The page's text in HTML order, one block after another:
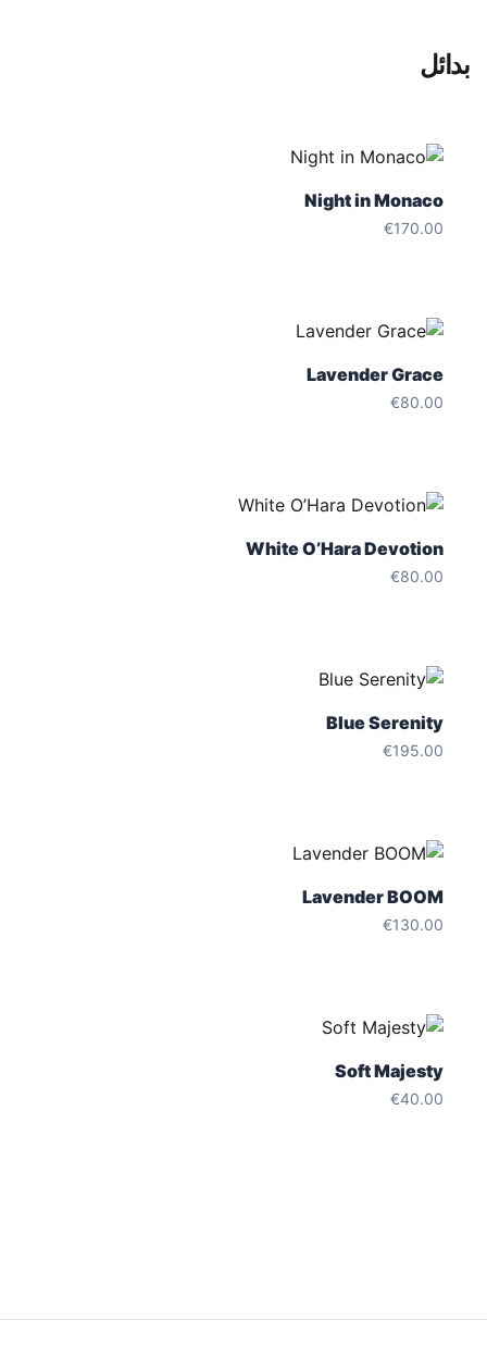
بدائل
Night in Monaco
€170.00
Lavender Grace
€80.00
White O’Hara Devotion
€80.00
Blue Serenity
€195.00
Lavender BOOM
€130.00
Soft Majesty
€40.00